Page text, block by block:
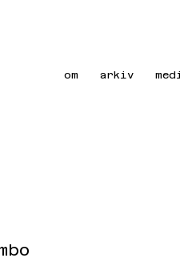
om arkiv